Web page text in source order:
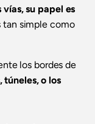
su papel es
simple como
los bordes de
túneles, o los